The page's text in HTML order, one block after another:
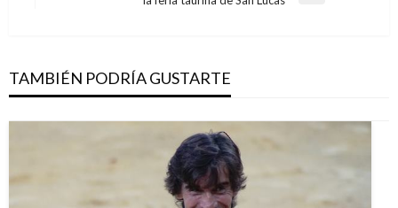
TAMBIÉN PODRÍA GUSTARTE